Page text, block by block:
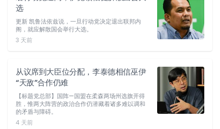
选
更新 凯鲁法依兹说，一旦行动党决定退出联邦内
阁，就应解散国会举行大选。
3 天前
从议席到大臣位分配，李泰德相信巫伊
“天敌”合作仍难
【标题党总部】国阵—国盟在柔森两场州选旗开得
胜，惟两大阵营的政治合作仍潜藏着诸多难以调和
的矛盾与障碍。
4 天前